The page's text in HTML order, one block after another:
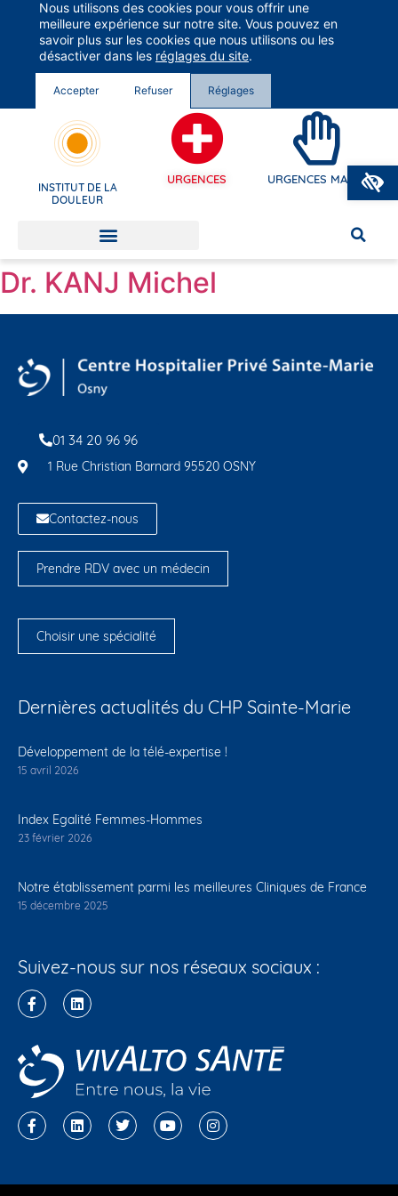
Groupe Vivalto Santé
Entre nous, la vie
INSTITUT DE LA
DOULEUR
URGENCES URGENCES MAINS
Dr. KANJ Michel
01 34 20 96 96
1 Rue Christian Barnard 95520 OSNY
Contactez-nous
Prendre RDV avec un médecin
Choisir une spécialité
Dernières actualités du CHP Sainte-Marie
Développement de la télé-expertise !
15 avril 2026
Index Egalité Femmes-Hommes
23 février 2026
Notre établissement parmi les meilleures Cliniques de France
15 décembre 2025
Suivez-nous sur nos réseaux sociaux :
Nous utilisons des cookies pour vous offrir une
meilleure expérience sur notre site. Vous pouvez en
savoir plus sur les cookies que nous utilisons ou les
désactiver dans les réglages du site.
Accepter Refuser Réglages